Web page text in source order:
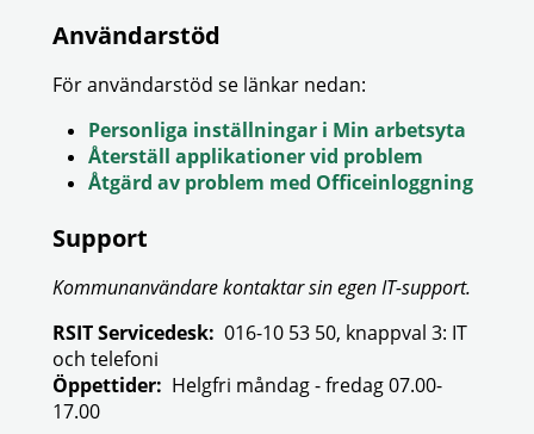
Användarstöd
För användarstöd se länkar nedan:
Personliga inställningar i Min arbetsyta
Återställ applikationer vid problem
Åtgärd av problem med Officeinloggning
Support
Kommunanvändare kontaktar sin egen IT-support.
RSIT Servicedesk: 016-10 53 50, knappval 3: IT
och telefoni
Öppettider: Helgfri måndag - fredag 07.00-
17.00